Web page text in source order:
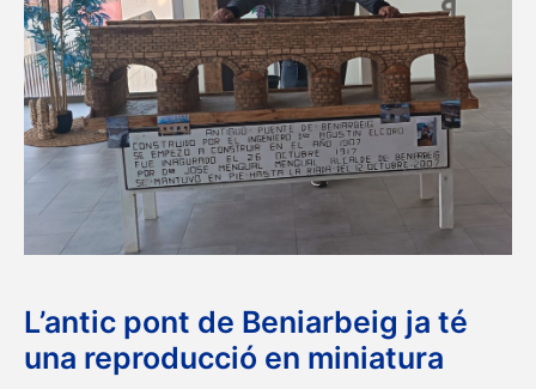
L’antic pont de Beniarbeig ja té
una reproducció en miniatura